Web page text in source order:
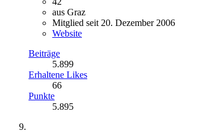
aus Graz
Mitglied seit 20. Dezember 2006
Website
Beiträge
5.899
Erhaltene Likes
66
Punkte
5.895